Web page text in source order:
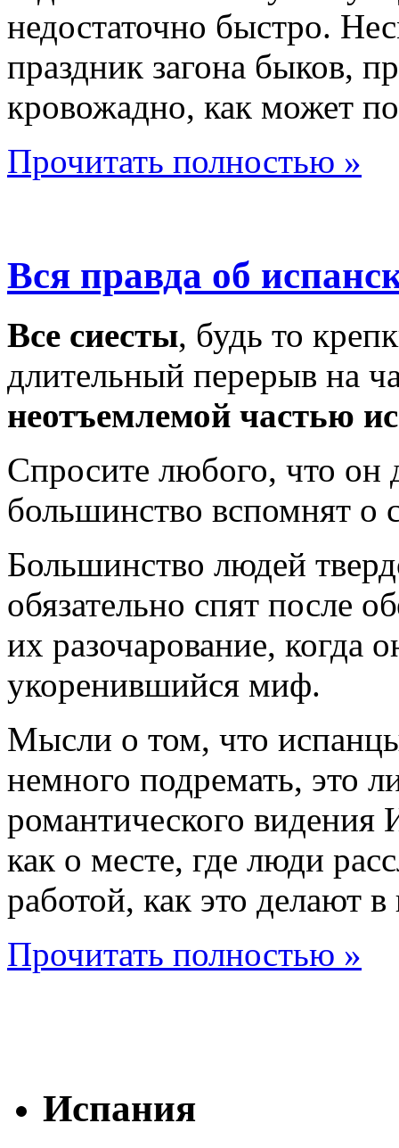
недостаточно быстро.
праздник загона быков,
кровожадно, как может
Прочитать полностью »
Вся правда об
Все сиесты, будь то
длительный перерыв на
неотъемлемой частью
Спросите любого, что он
большинство вспомнят о
Большинство людей
обязательно спят после
их разочарование, когда
укоренившийся миф.
Мысли о том, что
немного подремать, это
романтического
как о месте, где люди
работой, как это делают
Прочитать полностью »
Испания